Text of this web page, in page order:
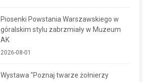
Piosenki Powstania Warszawskiego w
góralskim stylu zabrzmiały w Muzeum
AK
2026-08-01
Wystawa "Poznaj twarze żołnierzy